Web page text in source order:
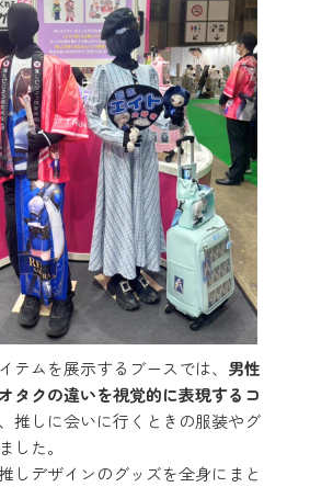
テムを展示するブースでは、 男性
タクの違いを視覚的に表現するコ
推しに会いに行くときの服装やグ
した。
しデザインのグッズを全身にまと